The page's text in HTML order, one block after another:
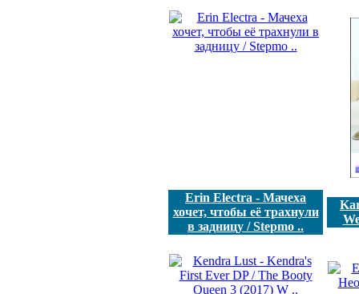
Erin Electra - Мачеха
хочет, чтобы её трахнули
в задницу / Stepmo ..